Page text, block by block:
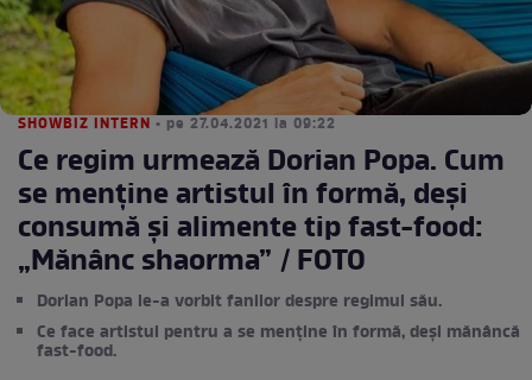
SHOWBIZ INTERN • pe 27.04.2021 la 09:22
Ce regim urmează Dorian Popa. Cum
se menține artistul în formă, deși
consumă și alimente tip fast-food:
„Mănânc shaorma” / FOTO
Dorian Popa le-a vorbit fanilor despre regimul său.
Ce face artistul pentru a se menține în formă, deși mănâncă
fast-food.